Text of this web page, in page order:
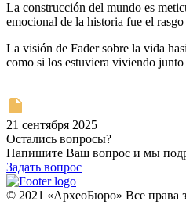
La construcción del mundo es
emocional de la historia fue el
La visión de Fader sobre la vida
como si los estuviera viviendo
21 сентября 2025
Остались вопросы?
Напишите Ваш вопрос и мы
Задать вопрос
© 2021 «АрхеоБюро» Все права